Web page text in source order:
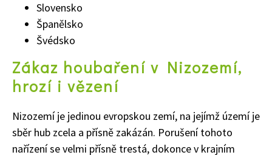
74 Kč
Objednat >
Slovensko
Španělsko
Švédsko
Zákaz houbaření v Nizozemí,
hrozí i vězení
Nizozemí je jedinou evropskou zemí, na jejímž území je
sběr hub zcela a přísně zakázán. Porušení tohoto
nařízení se velmi přísně trestá, dokonce v krajním